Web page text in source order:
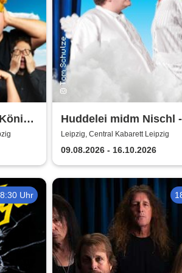
Huddelei midm Nischl -
Central Kabarett Leipzig
Leipzig, Central Kabarett Leipzig
09.08.2026 - 16.10.2026
Uhr